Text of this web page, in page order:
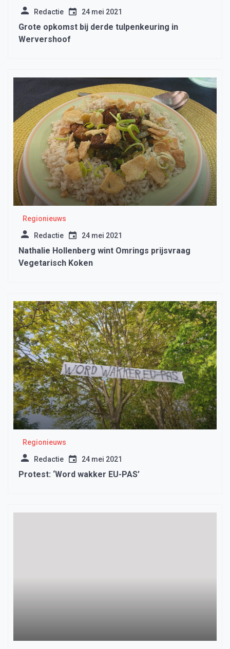
Redactie 24 mei 2021
Grote opkomst bij derde tulpenkeuring in
Wervershoof
Regionieuws
Redactie 24 mei 2021
Nathalie Hollenberg wint Omrings prijsvraag
Vegetarisch Koken
Regionieuws
Redactie 24 mei 2021
Protest: ‘Word wakker EU-PAS’